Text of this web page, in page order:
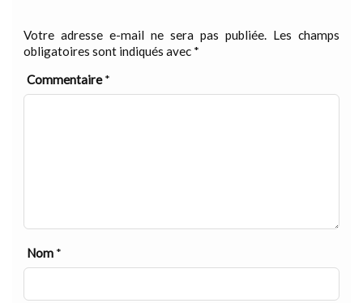
Votre adresse e-mail ne sera pas publiée. Les champs
obligatoires sont indiqués avec *
Commentaire*
Nom *